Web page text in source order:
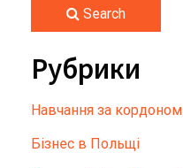
Search
Рубрики
Hавчання за кордоном
Бізнес в Польщі